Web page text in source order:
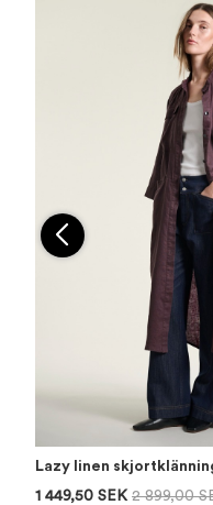
Lazy linen
1 449,50 SEK 2 899,00